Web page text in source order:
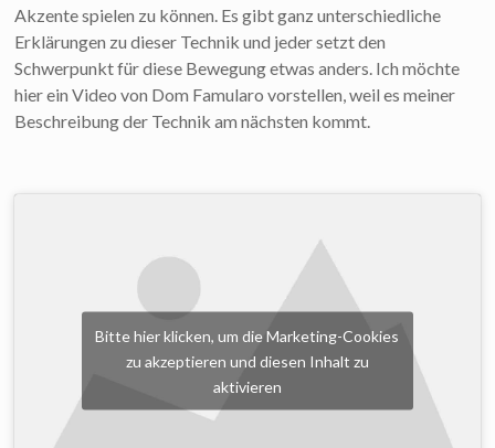
Akzente spielen zu können. Es gibt ganz unterschiedliche
Erklärungen zu dieser Technik und jeder setzt den
Schwerpunkt für diese Bewegung etwas anders. Ich möchte
hier ein Video von Dom Famularo vorstellen, weil es meiner
Beschreibung der Technik am nächsten kommt.
Bitte hier klicken, um die Marketing-Cookies
zu akzeptieren und diesen Inhalt zu
aktivieren